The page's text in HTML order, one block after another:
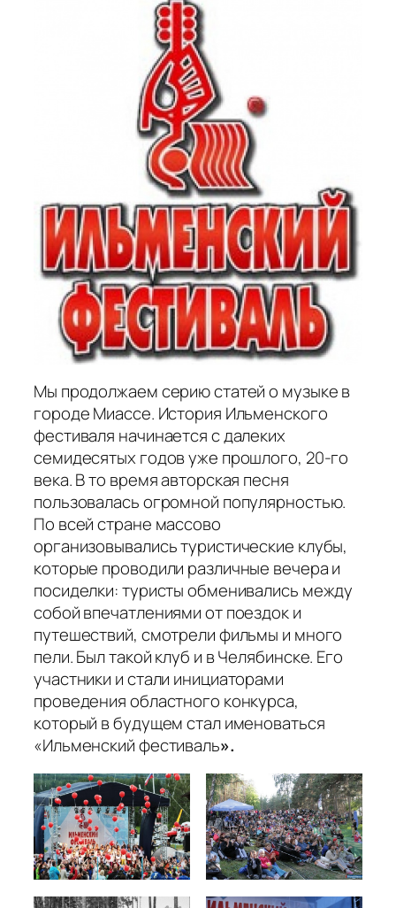
Мы продолжаем серию статей о музыке в
городе Миассе. История Ильменского
фестиваля начинается с далеких
семидесятых годов уже прошлого, 20-­го
века. В то время авторская песня
пользовалась огромной популярностью.
По всей стране массово
организовывались туристические клубы,
которые проводили различные вечера и
посиделки: туристы обменивались между
собой впечатлениями от поездок и
путешествий, смотрели фильмы и много
пели. Был такой клуб и в Челябинске. Его
участники и стали инициаторами
проведения областного конкурса,
который в будущем стал именоваться
«Ильменский фестиваль».